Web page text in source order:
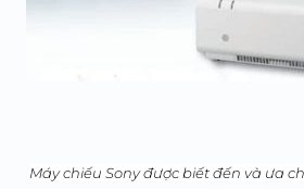
Máy chiếu Sony được biết đến và ưa